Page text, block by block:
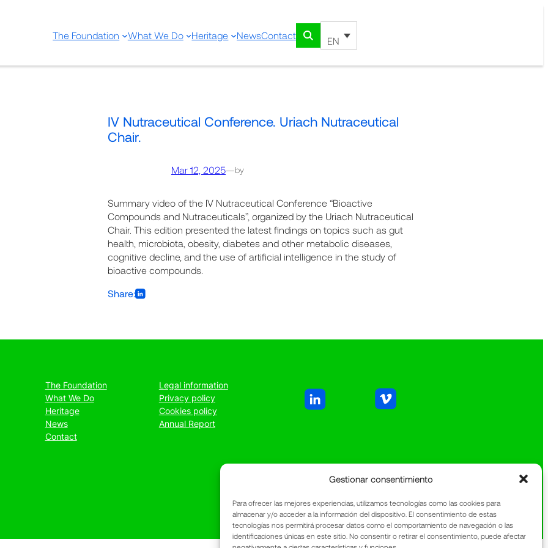
Gestionar consentimiento
Para ofrecer las mejores experiencias, utilizamos tecnologías como las cookies para
almacenar y/o acceder a la información del dispositivo. El consentimiento de estas
tecnologías nos permitirá procesar datos como el comportamiento de navegación o las
identificaciones únicas en este sitio. No consentir o retirar el consentimiento, puede afectar
The Foundation What We Do Heritage NewsContact EN
IV Nutraceutical Conference. Uriach Nutraceutical
Chair.
Mar 12, 2025—by
Summary video of the IV Nutraceutical Conference “Bioactive
Compounds and Nutraceuticals”, organized by the Uriach Nutraceutical
Chair. This edition presented the latest findings on topics such as gut
health, microbiota, obesity, diabetes and other metabolic diseases,
cognitive decline, and the use of artificial intelligence in the study of
bioactive compounds.
Share:
The Foundation
What We Do
Heritage
News
Contact
Legal information
Privacy policy
Cookies policy
Annual Report